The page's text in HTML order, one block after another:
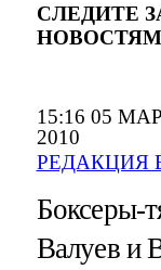
15:16 05
2010
РЕДАКЦИЯ
СЛЕДИТЕ
Боксеры-
Валуев и